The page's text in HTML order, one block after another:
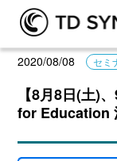
2020/08/08 セミ
【8月8日(土)
for Education